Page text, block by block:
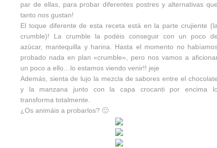
par de ellas, para probar diferentes postres y alternativas
tanto nos gustan!
El toque diferente de esta receta está en la parte crujiente
crumble)! La crumble la podéis conseguir con un poco
azúcar, mantequilla y harina. Hasta el momento no
probado nada en plan «crumble», pero nos vamos a
un poco a ello…lo estamos viendo venir!! jeje
Además, sienta de lujo la mezcla de sabores entre el
y la manzana junto con la capa crocanti por encima
transforma totalmente.
¿Os animáis a probarlos? 🙂